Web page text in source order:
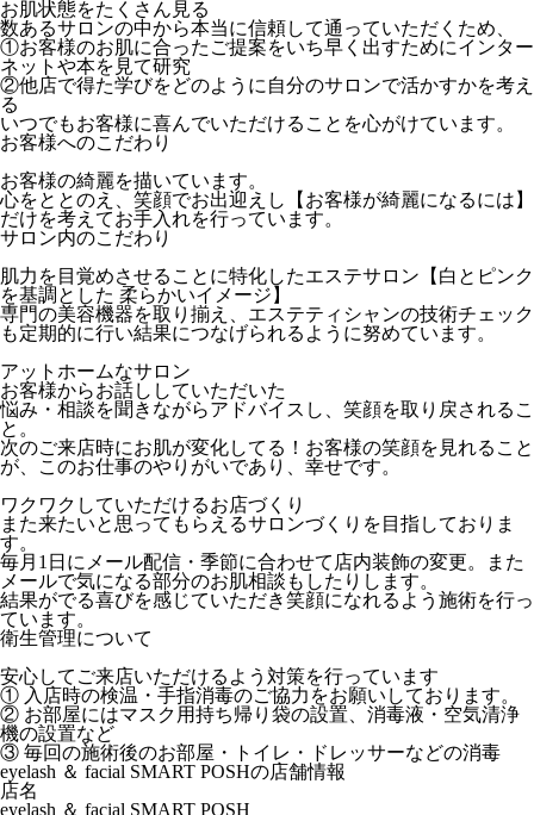
お肌状態をたくさん見る
数あるサロンの中から本当に信頼して通っていただくため、
①お客様のお肌に合ったご提案をいち早く出すためにインター
ネットや本を見て研究
②他店で得た学びをどのように自分のサロンで活かすかを考え
る
いつでもお客様に喜んでいただけることを心がけています。
お客様へのこだわり
お客様の綺麗を描いています。
心をととのえ、笑顔でお出迎えし【お客様が綺麗になるには】
だけを考えてお手入れを行っています。
サロン内のこだわり
肌力を目覚めさせることに特化したエステサロン【白とピンク
を基調とした 柔らかいイメージ】
専門の美容機器を取り揃え、エステティシャンの技術チェック
も定期的に行い結果につなげられるように努めています。
アットホームなサロン
お客様からお話ししていただいた
悩み・相談を聞きながらアドバイスし、笑顔を取り戻されるこ
と。
次のご来店時にお肌が変化してる！お客様の笑顔を見れること
が、このお仕事のやりがいであり、幸せです。
ワクワクしていただけるお店づくり
また来たいと思ってもらえるサロンづくりを目指しておりま
す。
毎月1日にメール配信・季節に合わせて店内装飾の変更。また
メールで気になる部分のお肌相談もしたりします。
結果がでる喜びを感じていただき笑顔になれるよう施術を行っ
ています。
衛生管理について
安心してご来店いただけるよう対策を行っています
① 入店時の検温・手指消毒のご協力をお願いしております。
② お部屋にはマスク用持ち帰り袋の設置、消毒液・空気清浄
機の設置など
③ 毎回の施術後のお部屋・トイレ・ドレッサーなどの消毒
eyelash ＆ facial SMART POSHの店舗情報
店名
eyelash ＆ facial SMART POSH